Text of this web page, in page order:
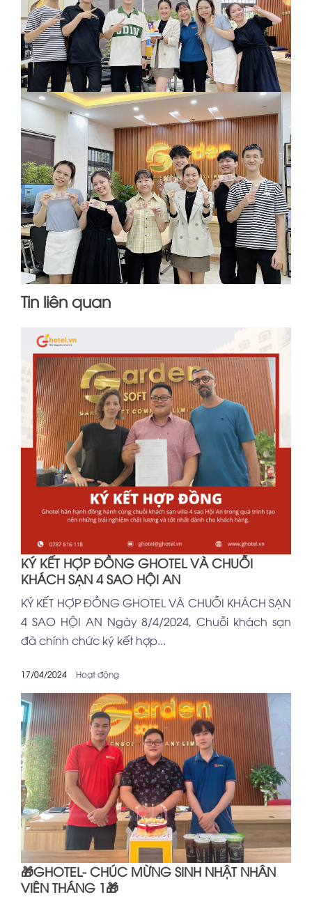
Tin liên quan
KÝ KẾT HỢP ĐỒNG GHOTEL VÀ CHUỖI
KHÁCH SẠN 4 SAO HỘI AN
KÝ KẾT HỢP ĐỒNG GHOTEL VÀ CHUỖI KHÁCH SẠN
4 SAO HỘI AN Ngày 8/4/2024, Chuỗi khách sạn
đã chính chức ký kết hợp...
17/04/2024 Hoạt động
🎁GHOTEL- CHÚC MỪNG SINH NHẬT NHÂN
VIÊN THÁNG 1🎁